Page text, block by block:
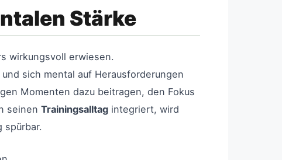
Stärke
wirkungsvoll erwiesen.
sich mental auf Herausforderungen
Momenten dazu beitragen, den Fokus
seinen Trainingsalltag integriert, wird
spürbar.